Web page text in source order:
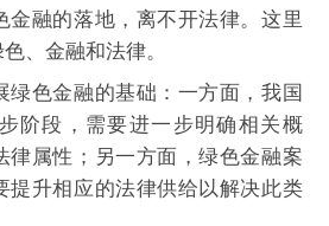
金融的落地，离不开法律。这里
、金融和法律。
绿色金融的基础：一方面，我国
阶段，需要进一步明确相关概
律属性；另一方面，绿色金融案
提升相应的法律供给以解决此类